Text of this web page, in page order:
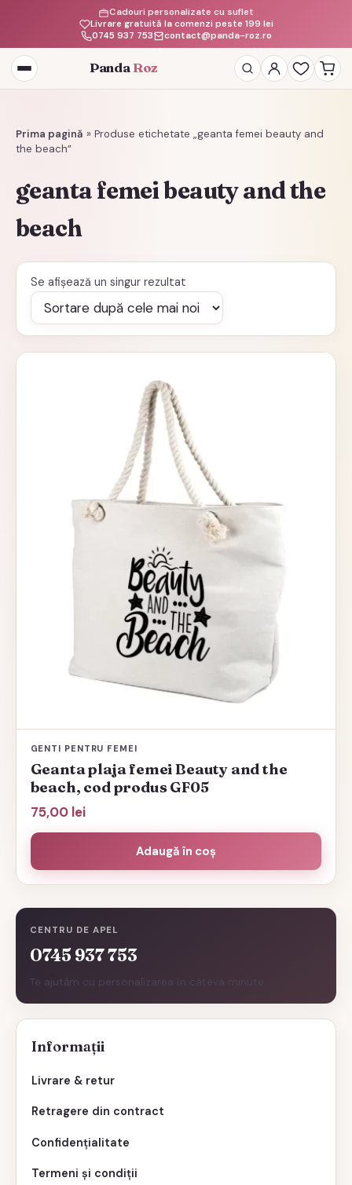
Livrare gratuită la comenzi peste 199 lei
Cadouri personalizate cu suflet
0745 937 753
contact@panda-roz.ro
Deschide
meniul
Panda Roz
Prima pagină » Produse etichetate „geanta femei beauty and
the beach”
CENTRU DE APEL
0745 937 753
Te ajutăm cu personalizarea în câteva minute.
Informații
Livrare & retur
Retragere din contract
Confidențialitate
Termeni și condiții
geanta femei beauty and the
beach
Se afișează un singur rezultat
GENTI PENTRU FEMEI
Geanta plaja femei Beauty and the
beach, cod produs GF05
75,00 lei
Adaugă în coș